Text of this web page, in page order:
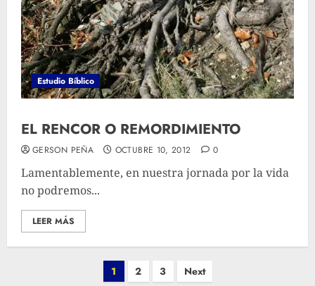
Estudio Bíblico
EL RENCOR O REMORDIMIENTO
GERSON PEÑA OCTUBRE 10, 2012 0
Lamentablemente, en nuestra jornada por la vida
no podremos...
LEER MÁS
Posts
1 2 3 Next